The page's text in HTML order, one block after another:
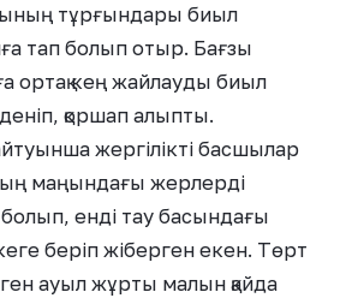
тұрғындары биыл
тап болып отыр. Бағзы
ортақ кең жайлауды биыл
қоршап алыпты.
жергілікті басшылар
маңындағы жерлерді
енді тау басындағы
беріп жіберген екен. Төрт
ауыл жұрты малын қайда